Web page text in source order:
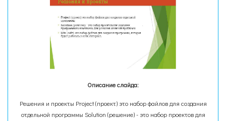
Описание слайда:
Решения и проекты Project (проект) это набор файлов для создания
отдельной программы Solution (решение) - это набор проектов для